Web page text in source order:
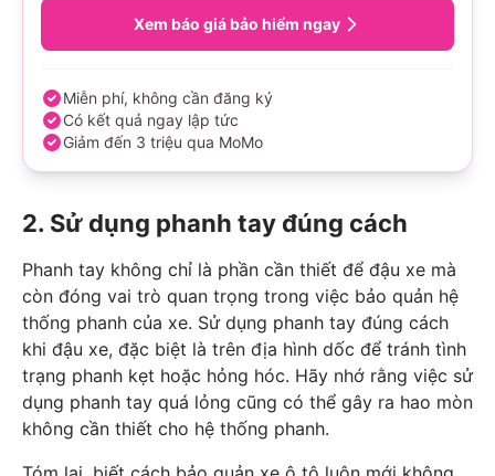
Xem báo giá bảo hiểm ngay
Miễn phí, không cần đăng ký
Có kết quả ngay lập tức
Giảm đến 3 triệu qua MoMo
2. Sử dụng phanh tay đúng cách
Phanh tay không chỉ là phần cần thiết để đậu xe mà
còn đóng vai trò quan trọng trong việc bảo quản hệ
thống phanh của xe. Sử dụng phanh tay đúng cách
khi đậu xe, đặc biệt là trên địa hình dốc để tránh tình
trạng phanh kẹt hoặc hỏng hóc. Hãy nhớ rằng việc sử
dụng phanh tay quá lỏng cũng có thể gây ra hao mòn
không cần thiết cho hệ thống phanh.